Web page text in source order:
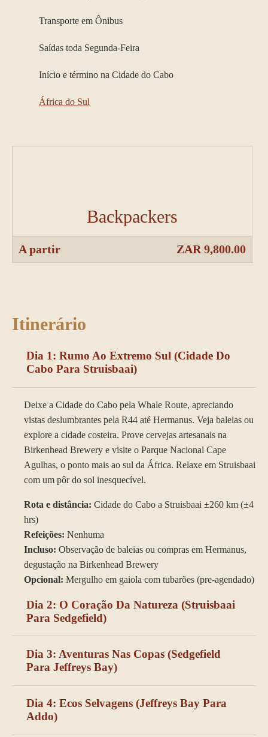
Transporte em Ônibus
Saídas toda Segunda-Feira
Início e término na Cidade do Cabo
África do Sul
Backpackers
A partir ZAR 9,800.00
Itinerário
Dia 1: Rumo Ao Extremo Sul (cidade Do
Cabo Para Struisbaai)
Deixe a Cidade do Cabo pela Whale Route, apreciando
vistas deslumbrantes pela R44 até Hermanus. Veja baleias ou
explore a cidade costeira. Prove cervejas artesanais na
Birkenhead Brewery e visite o Parque Nacional Cape
Agulhas, o ponto mais ao sul da África. Relaxe em Struisbaai
com um pôr do sol inesquecível.
Rota e distância: Cidade do Cabo a Struisbaai ±260 km (±4
hrs)
Refeições: Nenhuma
Incluso: Observação de baleias ou compras em Hermanus,
degustação na Birkenhead Brewery
Opcional: Mergulho em gaiola com tubarões (pre-agendado)
Dia 2: O Coração Da Natureza (struisbaai
Para Sedgefield)
Dia 3: Aventuras Nas Copas (sedgefield
Para Jeffreys Bay)
Dia 4: Ecos Selvagens (jeffreys Bay Para
Addo)